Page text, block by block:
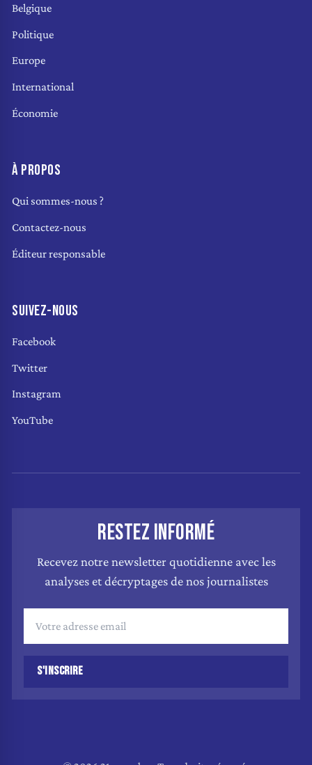
Belgique
Politique
Europe
International
Économie
À PROPOS
Qui sommes-nous ?
Contactez-nous
Éditeur responsable
SUIVEZ-NOUS
Facebook
Twitter
Instagram
YouTube
RESTEZ INFORMÉ
Recevez notre newsletter quotidienne avec les
analyses et décryptages de nos journalistes
S'INSCRIRE